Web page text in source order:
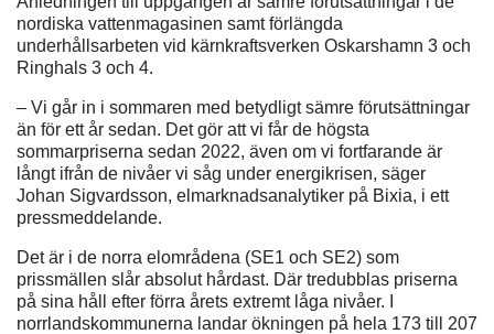
nordiska vattenmagasinen samt förlängda
underhållsarbeten vid kärnkraftsverken Oskarshamn 3 och
Ringhals 3 och 4.
– Vi går in i sommaren med betydligt sämre förutsättningar
än för ett år sedan. Det gör att vi får de högsta
sommarpriserna sedan 2022, även om vi fortfarande är
långt ifrån de nivåer vi såg under energikrisen, säger
Johan Sigvardsson, elmarknadsanalytiker på Bixia, i ett
pressmeddelande.
Det är i de norra elområdena (SE1 och SE2) som
prissmällen slår absolut hårdast. Där tredubblas priserna
på sina håll efter förra årets extremt låga nivåer. I
norrlandskommunerna landar ökningen på hela 173 till 207